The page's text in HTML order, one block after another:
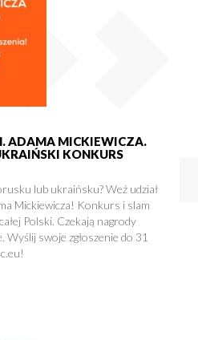
ADAMA MICKIEWICZA.
KONKURS
lub ukraińsku? Weź udział
Mickiewicza! Konkurs i slam
Polski. Czekają nagrody
swoje zgłoszenie do 31